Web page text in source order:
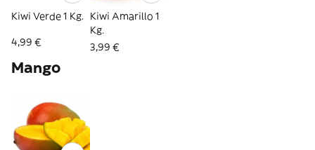
Kiwi Verde 1 Kg.
4,99 €
Kiwi Amarillo 1
Kg.
3,99 €
Mango